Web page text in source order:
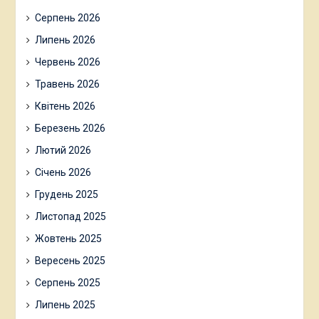
Серпень 2026
Липень 2026
Червень 2026
Травень 2026
Квітень 2026
Березень 2026
Лютий 2026
Січень 2026
Грудень 2025
Листопад 2025
Жовтень 2025
Вересень 2025
Серпень 2025
Липень 2025